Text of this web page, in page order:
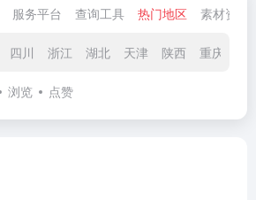
服务平台 查询工具 热门地区 素材资源
四川 浙江 湖北 天津 陕西 重庆
浏览 点赞